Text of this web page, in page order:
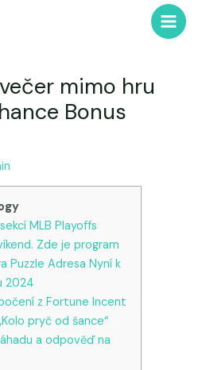
Main
mimo hru
Bonus
MLB Playoffs
Zde je program
Puzzle Adresa Nyní k
2024
z Fortune Incent
pryč od šance“
a odpověď na